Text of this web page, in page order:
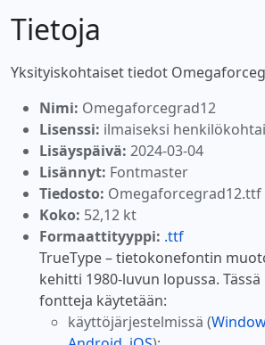
Tietoja
Yksityiskohtaiset tiedot
Nimi: Omegaforcegrad12
Lisenssi: ilmaiseksi
Lisäyspäivä: 2024-03-04
Lisännyt: Fontmaster
Tiedosto: Omegaforcegrad12.ttf
Koko: 52,12 kt
Formaattityyppi: .ttf
TrueType – tietokonefontin
kehitti 1980-luvun lopussa.
fontteja käytetään:
käyttöjärjestelmissä (